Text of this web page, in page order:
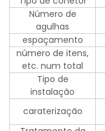
Número de
agulhas
espaçamento
número de itens,
etc. num total
Tipo de
instalação
caraterização